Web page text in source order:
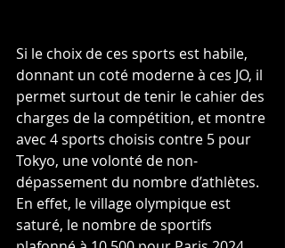
Si le choix de ces sports est habile,
donnant un coté moderne à ces JO, il
permet surtout de tenir le cahier des
charges de la compétition, et montre
avec 4 sports choisis contre 5 pour
Tokyo, une volonté de non-
dépassement du nombre d’athlètes.
En effet, le village olympique est
saturé, le nombre de sportifs